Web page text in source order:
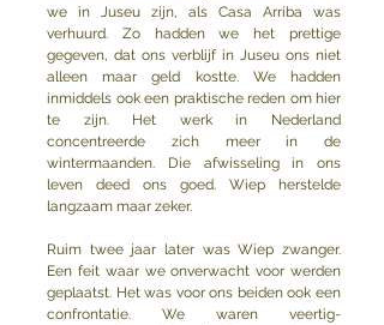
we in Juseu zijn, als Casa Arriba was
verhuurd. Zo hadden we het prettige
gegeven, dat ons verblijf in Juseu ons niet
alleen maar geld kostte. We hadden
inmiddels ook een praktische reden om hier
te zijn. Het werk in Nederland
concentreerde zich meer in de
wintermaanden. Die afwisseling in ons
leven deed ons goed. Wiep herstelde
langzaam maar zeker.
Ruim twee jaar later was Wiep zwanger.
Een feit waar we onverwacht voor werden
geplaatst. Het was voor ons beiden ook een
confrontatie. We waren veertig-